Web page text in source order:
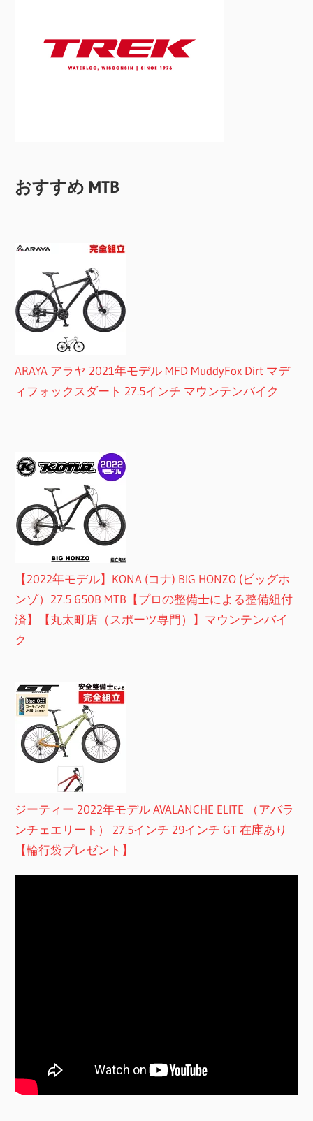
おすすめ MTB
ARAYA アラヤ 2021年モデル MFD MuddyFox Dirt マデ
ィフォックスダート 27.5インチ マウンテンバイク
【2022年モデル】KONA (コナ) BIG HONZO (ビッグホ
ンゾ）27.5 650B MTB【プロの整備士による整備組付
済】【丸太町店（スポーツ専門）】マウンテンバイ
ク
ジーティー 2022年モデル AVALANCHE ELITE （アバラ
ンチェエリート） 27.5インチ 29インチ GT 在庫あり
【輪行袋プレゼント】